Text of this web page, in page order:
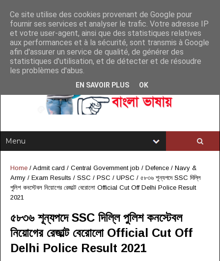
Home / Admit card / Central Government job / Defence / Navy &
Army / Exam Results / SSC / PSC / UPSC / ৫৮৩৬ শূন্যপদে SSC দিল্লি
পুলিশ কনস্টেবল নিয়োগের রেজাল্ট বেরোলো Official Cut Off Delhi Police Result
2021
৫৮৩৬ শূন্যপদে SSC দিল্লি পুলিশ কনস্টেবল
নিয়োগের রেজাল্ট বেরোলো Official Cut Off
Delhi Police Result 2021
Ce site utilise des cookies provenant de Google pour
fournir ses services et analyser le trafic. Votre adresse IP
et votre user-agent, ainsi que des statistiques relatives
aux performances et à la sécurité, sont transmis à Google
afin d'assurer un service de qualité, de générer des
statistiques d'utilisation, et de détecter et de résoudre
les problèmes d'abus.
EN SAVOIR PLUS OK